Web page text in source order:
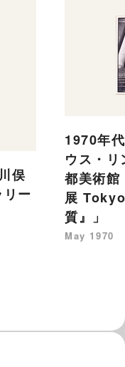
俣
ー
1970年
ウス・
都美術
展
質』」
May 1970